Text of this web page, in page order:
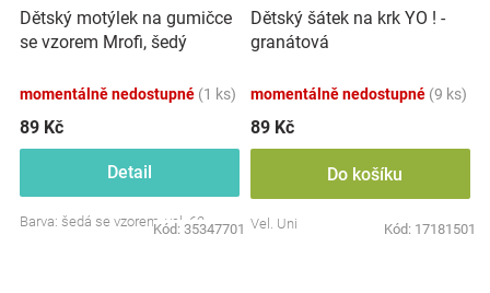
Dětský motýlek na gumičce
se vzorem Mrofi, šedý
momentálně nedostupné (1 ks)
89 Kč
Detail
Barva: šedá se vzorem, vel. 62
Kód: 35347701
Dětský šátek na krk YO ! -
granátová
momentálně nedostupné (9 ks)
89 Kč
Do košíku
Vel. Uni Kód: 17181501